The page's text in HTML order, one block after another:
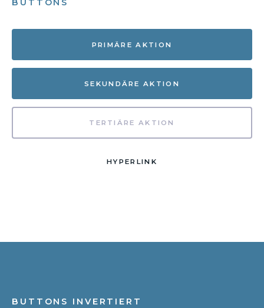
BUTTONS
PRIMÄRE AKTION
SEKUNDÄRE AKTION
TERTIÄRE AKTION
HYPERLINK
BUTTONS INVERTIERT